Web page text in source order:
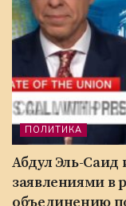
ПОЛИТИКА
Абдул Эль-Саид
заявлениями в